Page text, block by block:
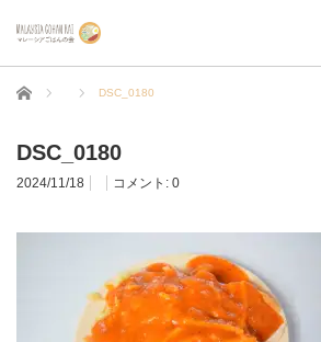
ホーム DSC_0180
DSC_0180
2024/11/18 コメント: 0